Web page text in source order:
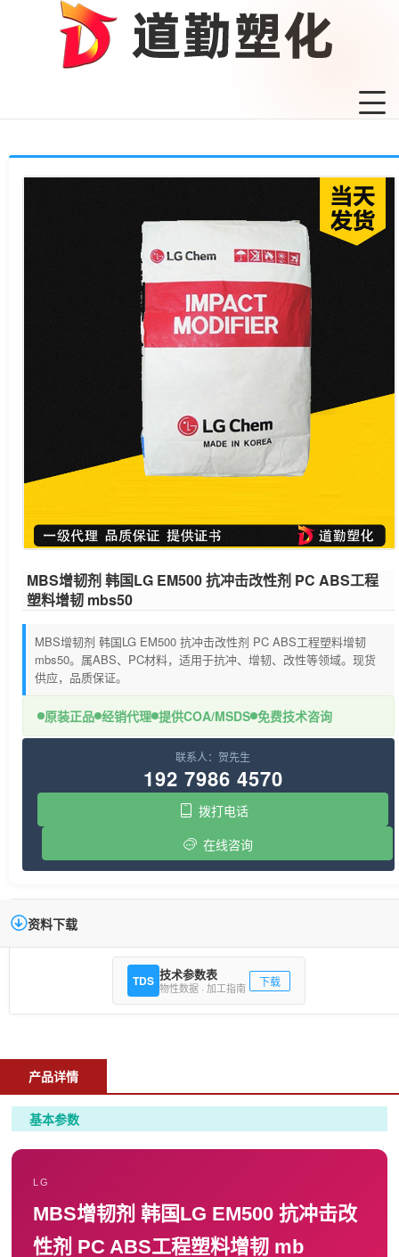
MBS增韧剂 韩国LG EM500 抗冲击改性剂 PC ABS工程
塑料增韧 mbs50
MBS增韧剂 韩国LG EM500 抗冲击改性剂 PC ABS工程塑料增韧
mbs50。属ABS、PC材料，适用于抗冲、增韧、改性等领域。现货
供应，品质保证。
原装正品 经销代理 提供COA/MSDS 免费技术咨询
联系人：贺先生
192 7986 4570
拨打电话
在线咨询
资料下载
TDS 技术参数表
物性数据 · 加工指南 下载
产品详情
基本参数
LG
MBS增韧剂 韩国LG EM500 抗冲击改
性剂 PC ABS工程塑料增韧 mb